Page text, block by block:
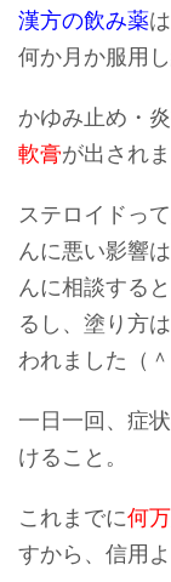
漢方の飲み薬
何か月か服用
かゆみ止め・
軟膏が出されま
ステロイドっ
んに悪い影響
んに相談すると
るし、塗り方
われました（＾
一日一回、症
けること。
これまでに何
すから、信用